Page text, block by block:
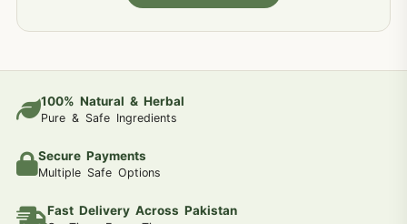
100% Natural & Herbal
Pure & Safe Ingredients
Secure Payments
Multiple Safe Options
Fast Delivery Across Pakistan